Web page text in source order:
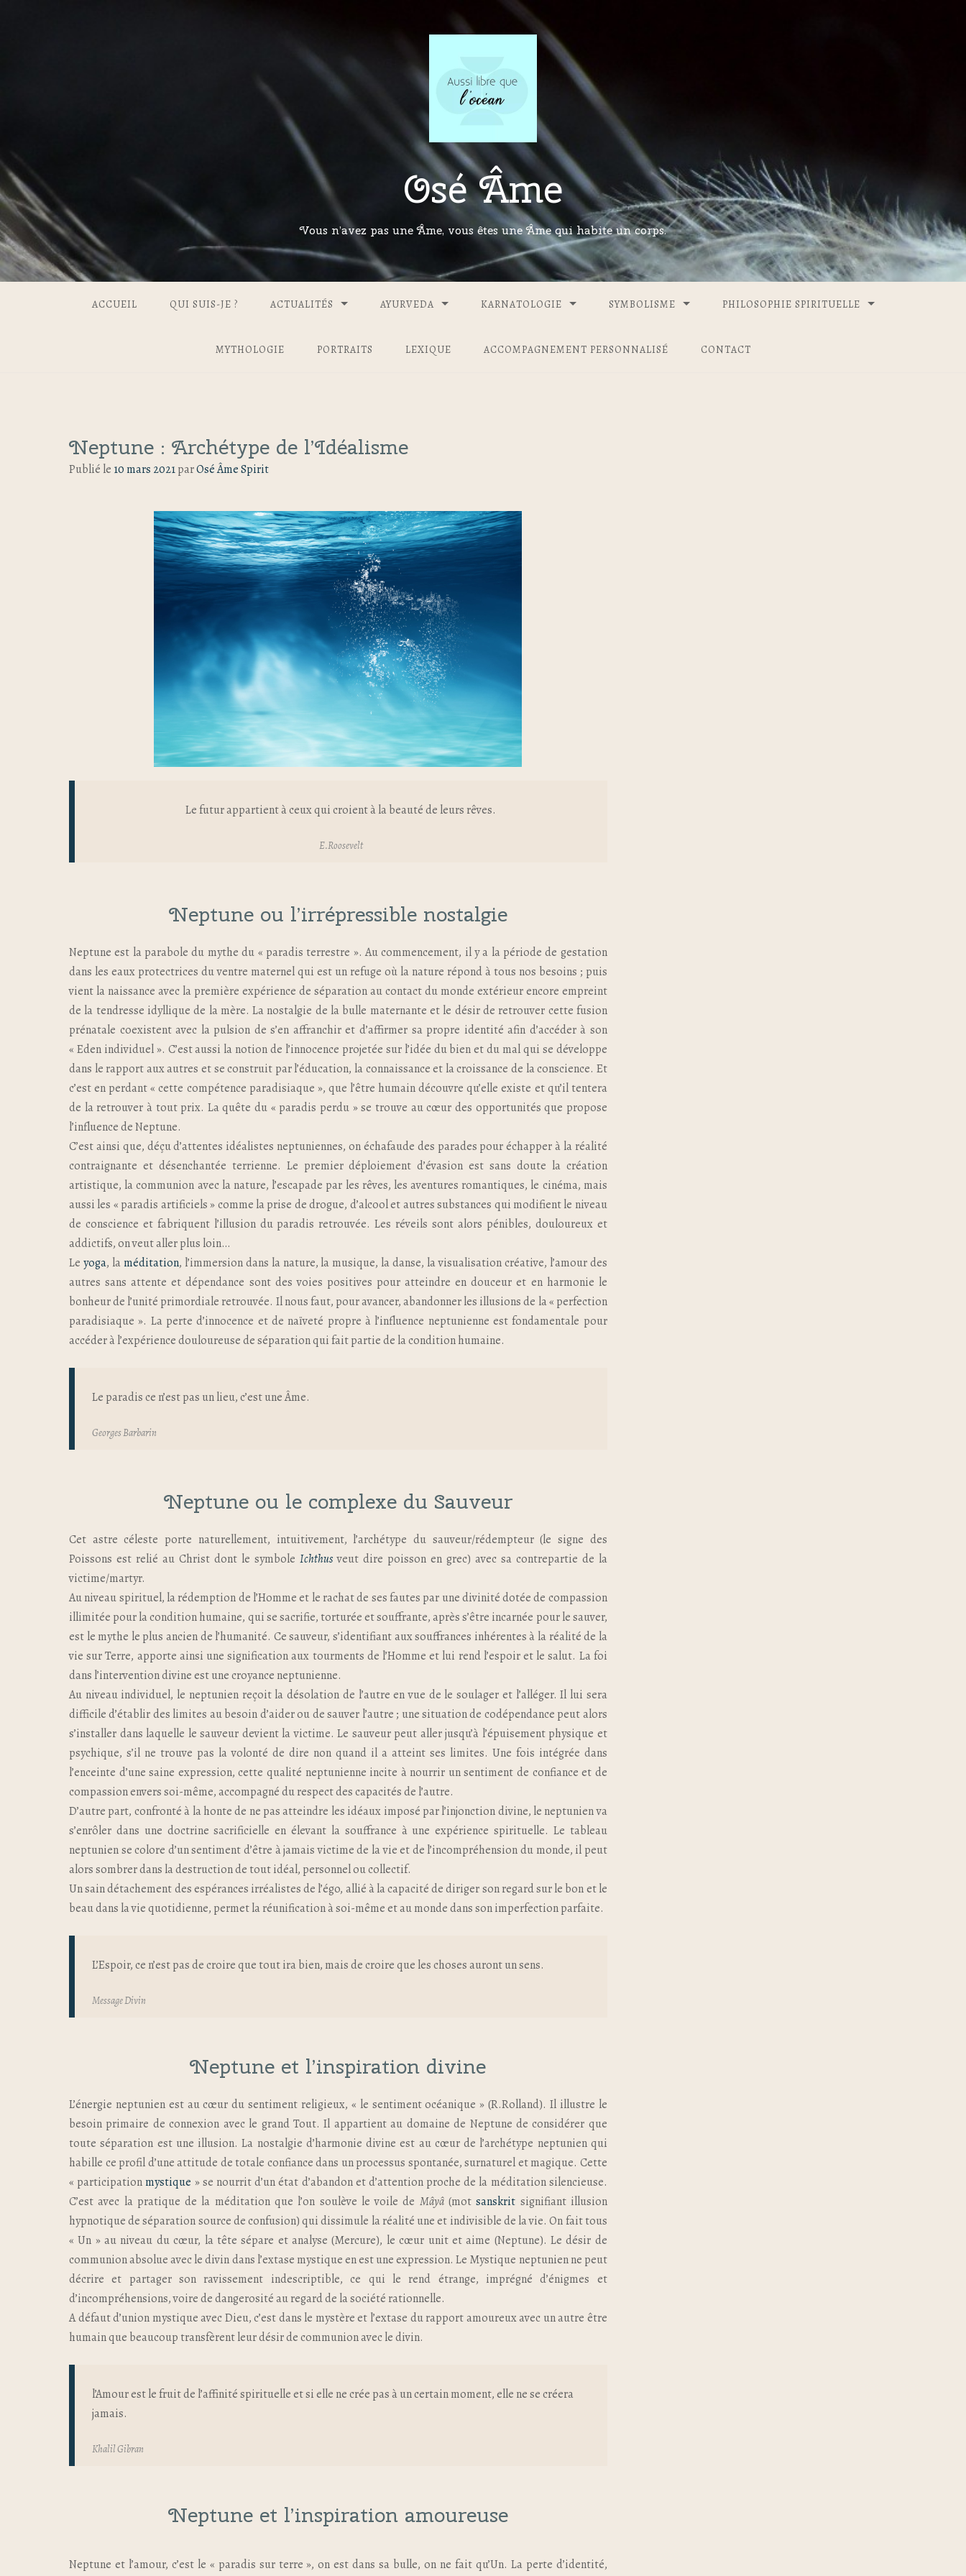
Osé Âme
Vous n’avez pas une Âme, vous êtes une Âme qui habite un corps.
ACCUEIL QUI SUIS-JE ? ACTUALITÉS AYURVEDA KARNATOLOGIE SYMBOLISME PHILOSOPHIE SPIRITUELLE
MYTHOLOGIE PORTRAITS LEXIQUE ACCOMPAGNEMENT PERSONNALISÉ CONTACT
Neptune : Archétype de l’Idéalisme
Publié le 10 mars 2021parOsé Âme Spirit
Le futur appartient à ceux qui croient à la beauté de leurs rêves.
E.Roosevelt
Neptune ou l’irrépressible nostalgie
Neptune est la parabole du mythe du « paradis terrestre ». Au commencement, il y a la période de gestation
dans les eaux protectrices du ventre maternel qui est un refuge où la nature répond à tous nos besoins ; puis
vient la naissance avec la première expérience de séparation au contact du monde extérieur encore empreint
de la tendresse idyllique de la mère. La nostalgie de la bulle maternante et le désir de retrouver cette fusion
prénatale coexistent avec la pulsion de s’en affranchir et d’affirmer sa propre identité afin d’accéder à son
« Eden individuel ». C’est aussi la notion de l’innocence projetée sur l’idée du bien et du mal qui se développe
dans le rapport aux autres et se construit par l’éducation, la connaissance et la croissance de la conscience. Et
c’est en perdant « cette compétence paradisiaque », que l’être humain découvre qu’elle existe et qu’il tentera
de la retrouver à tout prix. La quête du « paradis perdu » se trouve au cœur des opportunités que propose
l’influence de Neptune.
C’est ainsi que, déçu d’attentes idéalistes neptuniennes, on échafaude des parades pour échapper à la réalité
contraignante et désenchantée terrienne. Le premier déploiement d’évasion est sans doute la création
artistique, la communion avec la nature, l’escapade par les rêves, les aventures romantiques, le cinéma, mais
aussi les « paradis artificiels » comme la prise de drogue, d’alcool et autres substances qui modifient le niveau
de conscience et fabriquent l’illusion du paradis retrouvée. Les réveils sont alors pénibles, douloureux et
addictifs, on veut aller plus loin…
Le yoga, laméditation, l’immersion dans la nature, la musique, la danse, la visualisation créative, l’amour des
autres sans attente et dépendance sont des voies positives pour atteindre en douceur et en harmonie le
bonheur de l’unité primordiale retrouvée. Il nous faut, pour avancer, abandonner les illusions de la « perfection
paradisiaque ». La perte d’innocence et de naïveté propre à l’influence neptunienne est fondamentale pour
accéder à l’expérience douloureuse de séparation qui fait partie de la condition humaine.
Le paradis ce n’est pas un lieu, c’est une Âme.
Georges Barbarin
Neptune ou le complexe du Sauveur
Cet astre céleste porte naturellement, intuitivement, l’archétype du sauveur/rédempteur (le signe des
Poissons est relié au Christ dont le symbole Ichthusveut dire poisson en grec) avec sa contrepartie de la
victime/martyr.
Au niveau spirituel, la rédemption de l’Homme et le rachat de ses fautes par une divinité dotée de compassion
illimitée pour la condition humaine, qui se sacrifie, torturée et souffrante, après s’être incarnée pour le sauver,
est le mythe le plus ancien de l’humanité. Ce sauveur, s’identifiant aux souffrances inhérentes à la réalité de la
vie sur Terre, apporte ainsi une signification aux tourments de l’Homme et lui rend l’espoir et le salut. La foi
dans l’intervention divine est une croyance neptunienne.
Au niveau individuel, le neptunien reçoit la désolation de l’autre en vue de le soulager et l’alléger. Il lui sera
difficile d’établir des limites au besoin d’aider ou de sauver l’autre ; une situation de codépendance peut alors
s’installer dans laquelle le sauveur devient la victime. Le sauveur peut aller jusqu’à l’épuisement physique et
psychique, s’il ne trouve pas la volonté de dire non quand il a atteint ses limites. Une fois intégrée dans
l’enceinte d’une saine expression, cette qualité neptunienne incite à nourrir un sentiment de confiance et de
compassion envers soi-même, accompagné du respect des capacités de l’autre.
D’autre part, confronté à la honte de ne pas atteindre les idéaux imposé par l’injonction divine, le neptunien va
s’enrôler dans une doctrine sacrificielle en élevant la souffrance à une expérience spirituelle. Le tableau
neptunien se colore d’un sentiment d’être à jamais victime de la vie et de l’incompréhension du monde, il peut
alors sombrer dans la destruction de tout idéal, personnel ou collectif.
Un sain détachement des espérances irréalistes de l’égo, allié à la capacité de diriger son regard sur le bon et le
beau dans la vie quotidienne, permet la réunification à soi-même et au monde dans son imperfection parfaite.
L’Espoir, ce n’est pas de croire que tout ira bien, mais de croire que les choses auront un sens.
Message Divin
Neptune et l’inspiration divine
L’énergie neptunien est au cœur du sentiment religieux, « le sentiment océanique » (R.Rolland). Il illustre le
besoin primaire de connexion avec le grand Tout. Il appartient au domaine de Neptune de considérer que
toute séparation est une illusion. La nostalgie d’harmonie divine est au cœur de l’archétype neptunien qui
habille ce profil d’une attitude de totale confiance dans un processus spontanée, surnaturel et magique. Cette
« participationmystique » se nourrit d’un état d’abandon et d’attention proche de la méditation silencieuse.
C’est avec la pratique de la méditation que l’on soulève le voile de Mâyâ(motsanskrit signifiant illusion
hypnotique de séparation source de confusion) qui dissimule la réalité une et indivisible de la vie. On fait tous
« Un » au niveau du cœur, la tête sépare et analyse (Mercure), le cœur unit et aime (Neptune). Le désir de
communion absolue avec le divin dans l’extase mystique en est une expression. Le Mystique neptunien ne peut
décrire et partager son ravissement indescriptible, ce qui le rend étrange, imprégné d’énigmes et
d’incompréhensions, voire de dangerosité au regard de la société rationnelle.
A défaut d’union mystique avec Dieu, c’est dans le mystère et l’extase du rapport amoureux avec un autre être
humain que beaucoup transfèrent leur désir de communion avec le divin.
l’Amour est le fruit de l’affinité spirituelle et si elle ne crée pas à un certain moment, elle ne se créera
jamais.
Khalil Gibran
Neptune et l’inspiration amoureuse
Neptune et l’amour, c’est le « paradis sur terre », on est dans sa bulle, on ne fait qu’Un. La perte d’identité,